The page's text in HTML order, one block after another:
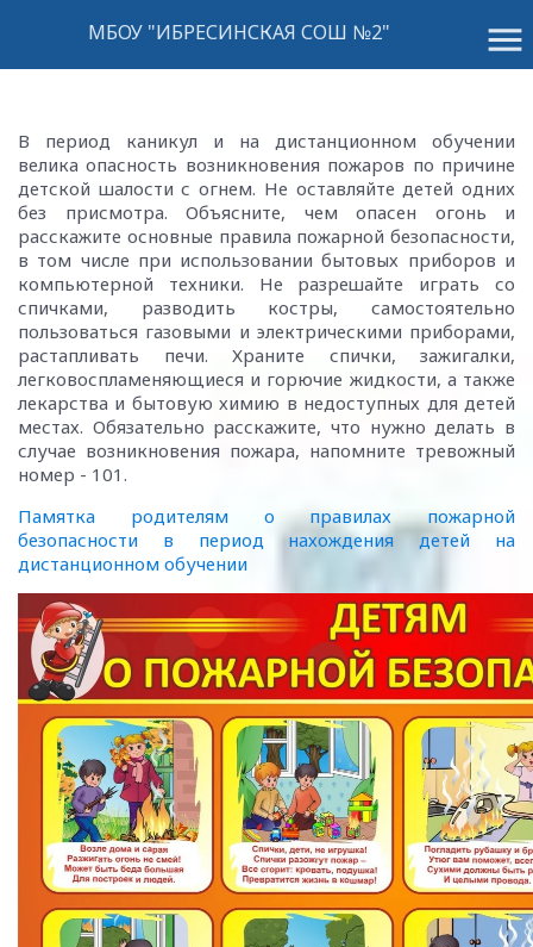
menu
МБОУ "ИБРЕСИНСКАЯ СОШ №2"
В период каникул и на дистанционном обучении
велика опасность возникновения пожаров по причине
детской шалости с огнем. Не оставляйте детей одних
без присмотра. Объясните, чем опасен огонь и
расскажите основные правила пожарной безопасности,
в том числе при использовании бытовых приборов и
компьютерной техники. Не разрешайте играть со
спичками, разводить костры, самостоятельно
пользоваться газовыми и электрическими приборами,
растапливать печи. Храните спички, зажигалки,
легковоспламеняющиеся и горючие жидкости, а также
лекарства и бытовую химию в недоступных для детей
местах. Обязательно расскажите, что нужно делать в
случае возникновения пожара, напомните тревожный
номер - 101.
Памятка родителям о правилах пожарной
безопасности в период нахождения детей на
дистанционном обучении